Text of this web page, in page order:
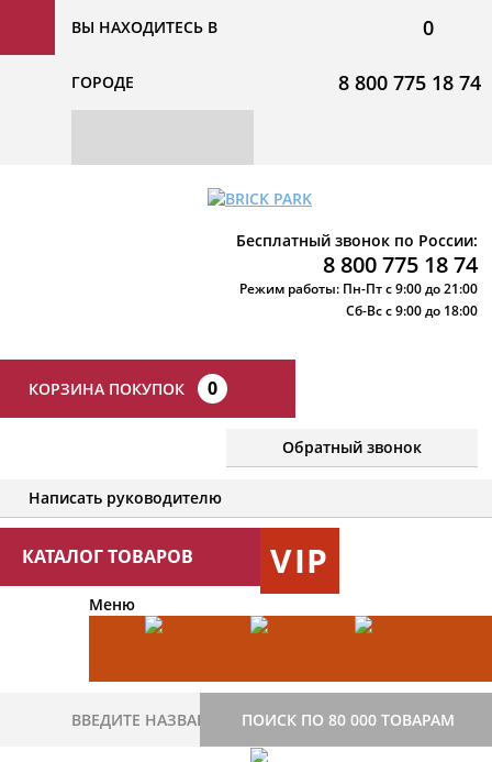
ВЫ НАХОДИТЕСЬ В
ГОРОДЕ
0
8 800 775 18 74
Бесплатный звонок по России:
8 800 775 18 74
Режим работы: Пн-Пт с 9:00 до 21:00
Сб-Вс с 9:00 до 18:00
КОРЗИНА ПОКУПОК 0
Обратный звонок
Написать руководителю
КАТАЛОГ ТОВАРОВ VIP
Меню
ПОИСК ПО 80 000 ТОВАРАМ